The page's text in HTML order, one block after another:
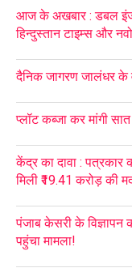
आज के अखबार : डबल
हिन्दुस्तान टाइम्स और
दैनिक जागरण जालंधर के
प्लॉट कब्जा कर मांगी
केंद्र का दावा : पत्रकार
मिली ₹19.41 करोड़ की
पंजाब केसरी के विज्ञापन
पहुंचा मामला!